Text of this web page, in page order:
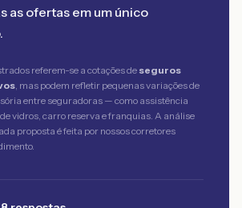
as ofertas em um único
referem-se a cotações de seguros
, mas podem refletir pequenas variações de
entre seguradoras — como assistência
vidros, carro reserva e franquias. A análise
proposta é feita por nossos corretores